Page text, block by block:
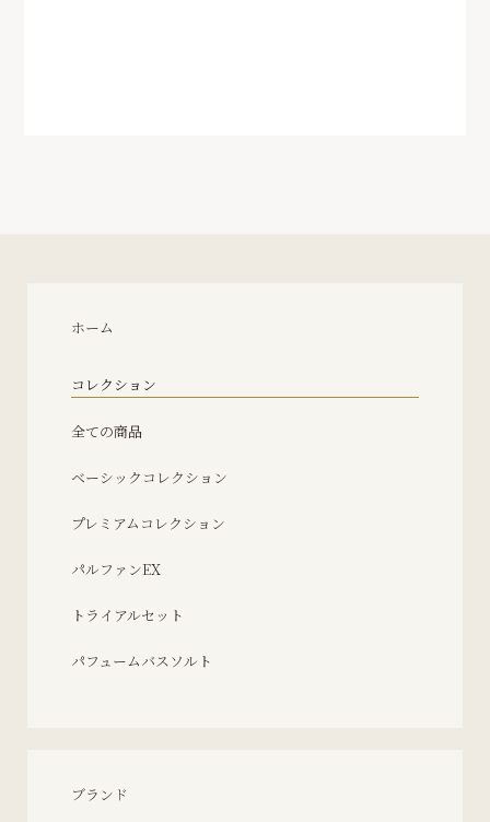
ホーム
コレクション
全ての商品
ベーシックコレクション
プレミアムコレクション
パルファンEX
トライアルセット
パフュームバスソルト
ブランド